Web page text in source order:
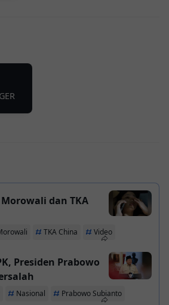
dan TKA
TKA China Video
Presiden Prabowo
Nasional Prabowo Subianto